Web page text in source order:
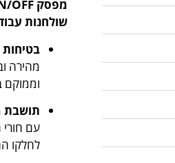
שולחנות
בטיחות
מהירה
תושבת
עם
לחלקו